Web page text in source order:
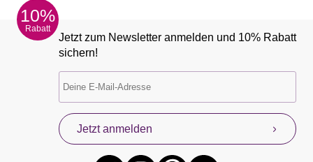
10%
Rabatt
Jetzt zum Newsletter anmelden und 10% Rabatt
sichern!
Jetzt anmelden